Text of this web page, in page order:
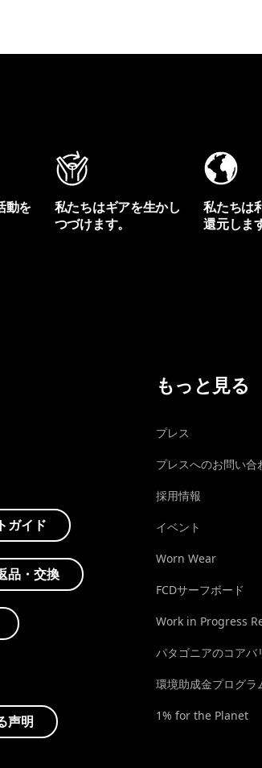
動を
私たちはギアを生かし
つづけます。
私たちは
還元しま
ガイド
品・交換
声明
もっと見る
プレス
プレスへのお問い合
採用情報
イベント
Worn Wear
FCDサーフボード
Work in Progress
パタゴニアのコアバ
環境助成金プログラ
1% for the Planet